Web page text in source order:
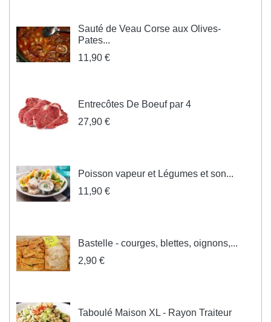
Sauté de Veau Corse aux Olives-
Pates...
11,90 €
Entrecôtes De Boeuf par 4
27,90 €
Poisson vapeur et Légumes et son...
11,90 €
Bastelle - courges, blettes, oignons,...
2,90 €
Taboulé Maison XL - Rayon Traiteur